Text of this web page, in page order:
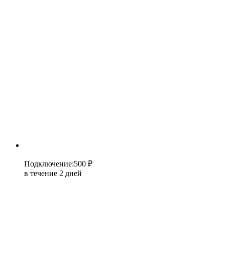
Подключение:500 ₽
в течение 2 дней